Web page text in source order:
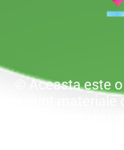
© Aceasta este
sunt